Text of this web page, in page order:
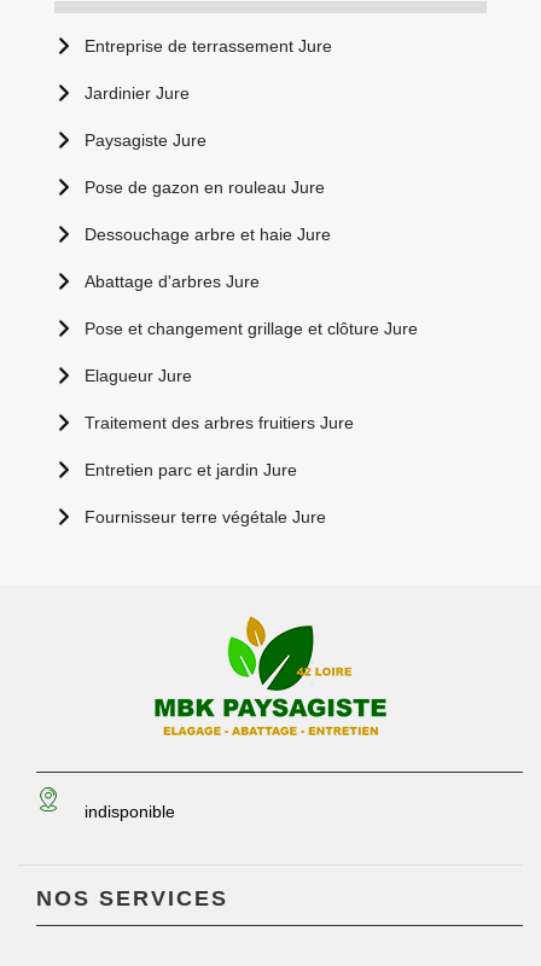
Entreprise de terrassement Jure
Jardinier Jure
Paysagiste Jure
Pose de gazon en rouleau Jure
Dessouchage arbre et haie Jure
Abattage d'arbres Jure
Pose et changement grillage et clôture Jure
Elagueur Jure
Traitement des arbres fruitiers Jure
Entretien parc et jardin Jure
Fournisseur terre végétale Jure
indisponible
NOS SERVICES